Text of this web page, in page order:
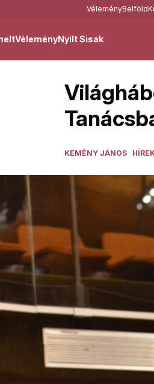
VéleményBelföld
VéleményNyílt Sisak
KEMÉNY JÁNOS